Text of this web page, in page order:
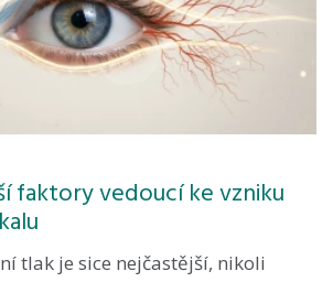
faktory vedoucí ke vzniku
tlak je sice nejčastější, nikoli